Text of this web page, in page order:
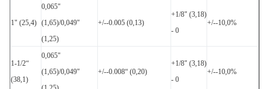
1" (25,4)
0,065"
(1,65)/0,049"
(1,25)
+/--0.005 (0,13)
+1/8" (3,18)
- 0
+/--10,0%
1-1/2“
(38,1)
0,065"
(1,65)/0,049"
+/--0.008“ (0,20)
+1/8" (3,18)
- 0
+/--10,0%